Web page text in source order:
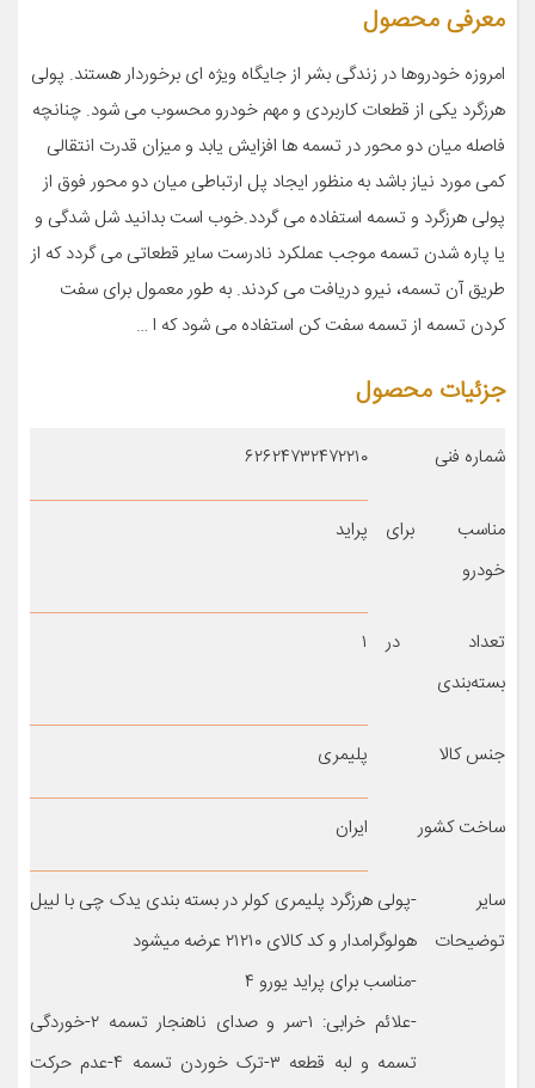
معرفی محصول
امروزه خودروها در زندگی بشر از جایگاه ویژه ای برخوردار هستند. پولی
هرزگرد یکی از قطعات کاربردی و مهم خودرو محسوب می شود. چنانچه
فاصله میان دو محور در تسمه ها افزایش یابد و میزان قدرت انتقالی
کمی مورد نیاز باشد به منظور ایجاد پل ارتباطی میان دو محور فوق از
پولی هرزگرد و تسمه استفاده می گردد.خوب است بدانید شل شدگی و
یا پاره شدن تسمه موجب عملکرد نادرست سایر قطعاتی می گردد که از
طریق آن تسمه، نیرو دریافت می کردند. به طور معمول برای سفت
کردن تسمه از تسمه سفت کن استفاده می شود که ا …
جزئیات محصول
شماره فنی ۶۲۶۲۴۷۳۲۴۷۲۲۱۰
مناسب برای
خودرو
پراید
تعداد در
بسته‌بندی
۱
جنس کالا پلیمری
ساخت کشور ایران
سایر
توضیحات
-پولی هرزگرد پلیمری کولر در بسته بندی یدک چی با لیبل
هولوگرامدار و کد کالای ۲۱۲۱۰ عرضه میشود
-مناسب برای پراید یورو ۴
-علائم خرابی: ۱-سر و صدای ناهنجار تسمه ۲-خوردگی
تسمه و لبه قطعه ۳-ترک خوردن تسمه ۴-عدم حرکت